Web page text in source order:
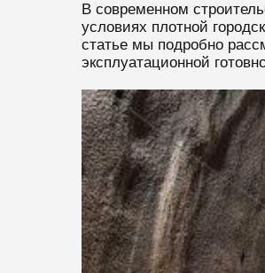
В современном
условиях плотной
статье мы подробно
эксплуатационной